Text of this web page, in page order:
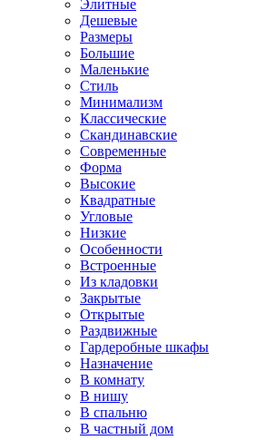
Элитные
Дешевые
Размеры
Большие
Маленькие
Стиль
Минимализм
Классические
Скандинавские
Современные
Форма
Высокие
Квадратные
Угловые
Низкие
Особенности
Встроенные
Из кладовки
Закрытые
Открытые
Раздвижные
Гардеробные шкафы
Назначение
В комнату
В нишу
В спальню
В частный дом